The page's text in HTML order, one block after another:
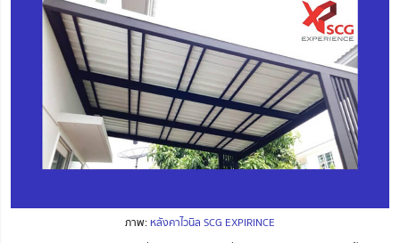
ภาพ: หลังคาไวนิล SCG EXPIRINCE